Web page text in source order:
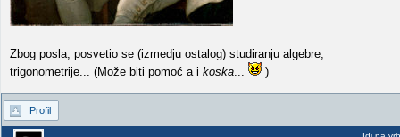
Zbog posla, posvetio se (izmedju ostalog) studiranju algebre,
trigonometrije... (Može biti pomoć a i koska... )
Profil